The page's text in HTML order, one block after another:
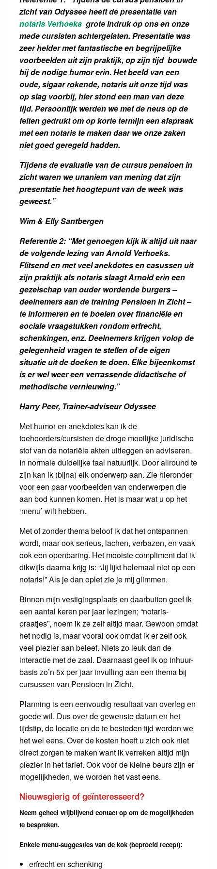
zicht van Odyssee heeft de presentatie van
notaris Verhoeks grote indruk op ons en onze
mede cursisten achtergelaten. Presentatie was
zeer helder met fantastische en begrijpelijke
voorbeelden uit zijn praktijk, op zijn tijd bouwde
hij de nodige humor erin. Het beeld van een
oude, sigaar rokende, notaris uit onze tijd was
op slag voorbij, hier stond een man van deze
tijd. Persoonlijk werden we met de neus op de
feiten gedrukt om op korte termijn een afspraak
met een notaris te maken daar we onze zaken
niet goed geregeld hadden.
Tijdens de evaluatie van de cursus pensioen in
zicht waren we unaniem van mening dat zijn
presentatie het hoogtepunt van de week was
geweest.”
Wim & Elly Santbergen
Referentie 2: “Met genoegen kijk ik altijd uit naar
de volgende lezing van Arnold Verhoeks.
Flitsend en met veel anekdotes en casussen uit
zijn praktijk als notaris slaagt Arnold erin een
gezelschap van ouder wordende burgers –
deelnemers aan de training Pensioen in Zicht –
te informeren en te boeien over financiële en
sociale vraagstukken rondom erfrecht,
schenkingen, enz. Deelnemers krijgen volop de
gelegenheid vragen te stellen of de eigen
situatie uit de doeken te doen. Elke bijeenkomst
is er wel weer een verrassende didactische of
methodische vernieuwing.”
Harry Peer, Trainer-adviseur Odyssee
Met humor en anekdotes kan ik de
toehoorders/cursisten de droge moeilijke juridische
stof van de notariële akten uitleggen en adviseren.
In normale duidelijke taal natuurlijk. Door allround te
zijn kan ik (bijna) elk onderwerp aan. Zie hieronder
voor een paar voorbeelden van onderwerpen die
aan bod kunnen komen. Het is maar wat u op het
‘menu’ wilt hebben.
Met of zonder thema beloof ik dat het ontspannen
wordt, maar ook serieus, lachen, verbazen, en vaak
ook een openbaring. Het mooiste compliment dat ik
dikwijls daarna krijg is: “Jij lijkt helemaal niet op een
notaris!” Als je dan oplet zie je mij glimmen.
Binnen mijn vestigingsplaats en daarbuiten geef ik
een aantal keren per jaar lezingen; “notaris-
praatjes”, noem ik ze zelf altijd maar. Gewoon omdat
het nodig is, maar vooral ook omdat ik er zelf ook
veel plezier aan beleef. Niets zo leuk dan de
interactie met de zaal. Daarnaast geef ik op inhuur-
basis zo’n 5x per jaar invulling aan een thema bij
cursussen van Pensioen in Zicht.
Planning is een eenvoudig resultaat van overleg en
goede wil. Dus over de gewenste datum en het
tijdstip, de locatie en de te besteden tijd worden we
het wel eens. Over de kosten hoeft u zich ook niet
direct zorgen te maken want ik verreken altijd mijn
plezier in het tarief. Ook voor de kleine beurs zijn er
mogelijkheden, we worden het vast eens.
Nieuwsgierig of geïnteresseerd?
Neem geheel vrijblijvend contact op om de mogelijkheden
te bespreken.
Enkele menu-suggesties van de kok (beproefd recept):
erfrecht en schenking